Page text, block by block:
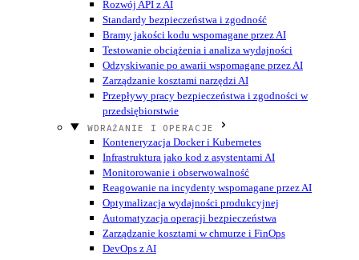
Rozwój API z AI
Standardy bezpieczeństwa i zgodność
Bramy jakości kodu wspomagane przez AI
Testowanie obciążenia i analiza wydajności
Odzyskiwanie po awarii wspomagane przez AI
Zarządzanie kosztami narzędzi AI
Przepływy pracy bezpieczeństwa i zgodności w
przedsiębiorstwie
WDRAŻANIE I OPERACJE
Konteneryzacja Docker i Kubernetes
Infrastruktura jako kod z asystentami AI
Monitorowanie i obserwowalność
Reagowanie na incydenty wspomagane przez AI
Optymalizacja wydajności produkcyjnej
Automatyzacja operacji bezpieczeństwa
Zarządzanie kosztami w chmurze i FinOps
DevOps z AI